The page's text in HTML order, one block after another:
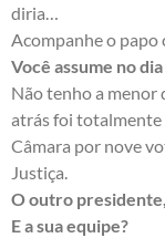
diria…
Acompanhe o papo
Você assume no
Não tenho a menor
atrás foi totalmente
Câmara por nove
Justiça.
O outro
E a sua equipe?